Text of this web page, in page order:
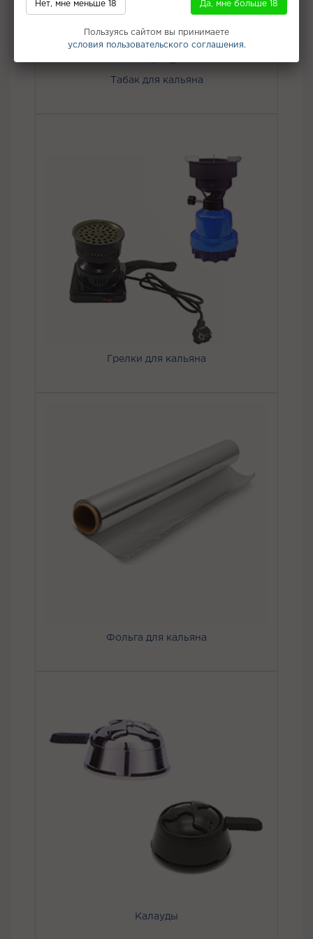
Табак для кальяна
Грелки для кальяна
Фольга для кальяна
Калауды
Нет, мне меньше 18 Да, мне больше 18
Пользуясь сайтом вы принимаете
условия пользовательского соглашения.